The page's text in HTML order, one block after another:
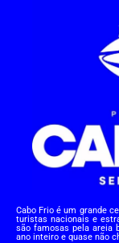
Cabo Frio é um grande
turistas nacionais e
são famosas pela areia
ano inteiro e quase não